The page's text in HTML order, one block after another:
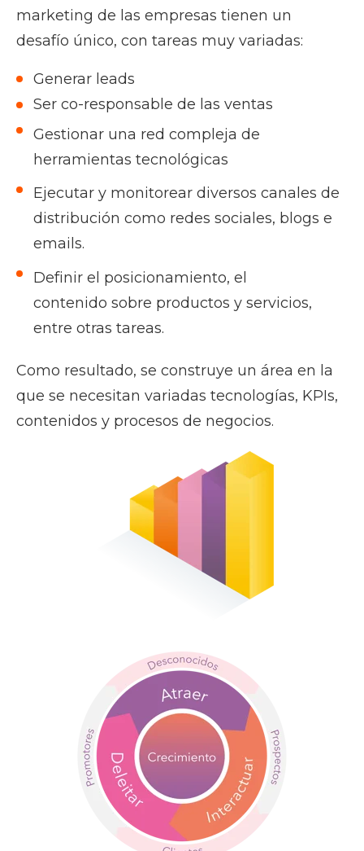
marketing de las empresas tienen un
desafío único, con tareas muy variadas:
Generar leads
Ser co-responsable de las ventas
Gestionar una red compleja de
herramientas tecnológicas
Ejecutar y monitorear diversos canales de
distribución como redes sociales, blogs e
emails.
Definir el posicionamiento, el
contenido sobre productos y servicios,
entre otras tareas.
Como resultado, se construye un área en la
que se necesitan variadas tecnologías, KPIs,
contenidos y procesos de negocios.